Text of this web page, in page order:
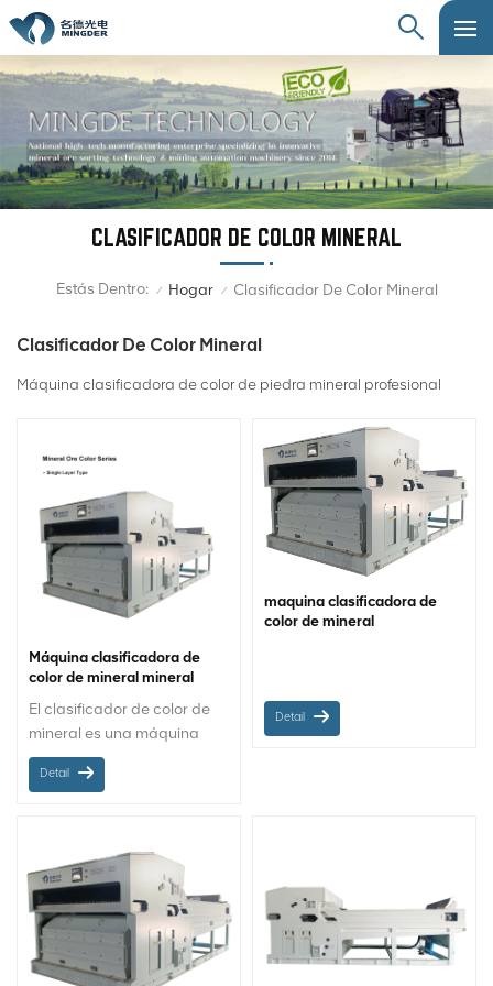
CLASIFICADOR DE COLOR MINERAL
Estás Dentro: / Hogar / Clasificador De Color Mineral
Clasificador De Color Mineral
Máquina clasificadora de color de piedra mineral profesional
Máquina clasificadora de
color de mineral mineral
El clasificador de color de
mineral es una máquina
utilizada en la industria
minera para separar
separa diferentes tipos de
minerales en función de sus
diferencias de color. La
máquina utiliza sensores
CCD, cámaras y algoritmos
de clasificación
Detail
maquina clasificadora de
color de mineral
Detail